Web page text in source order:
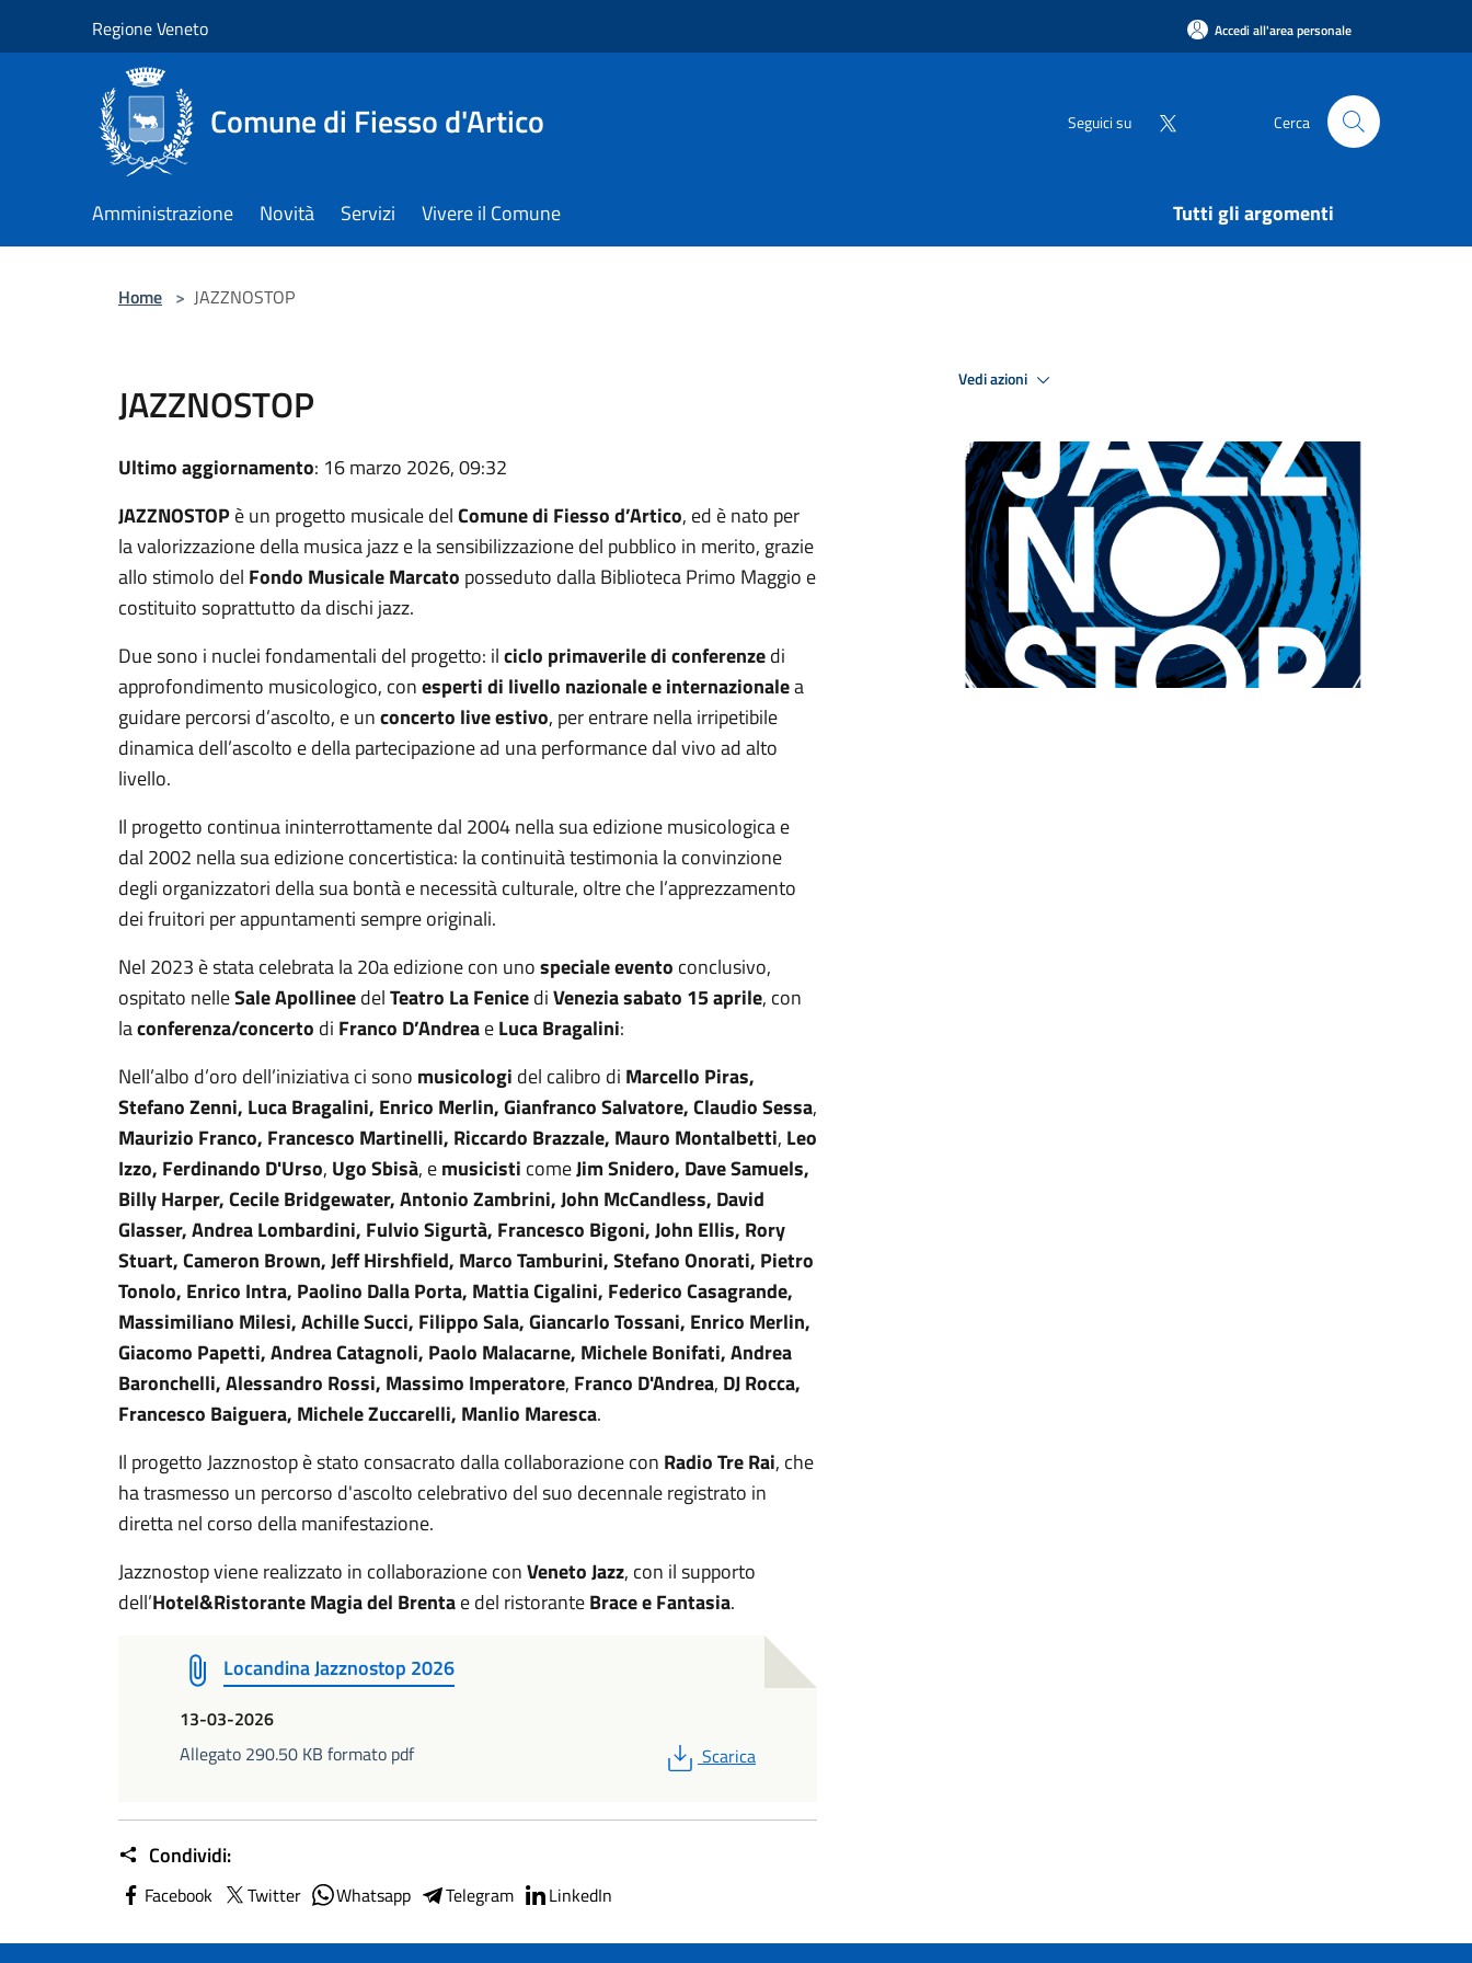
Regione Veneto Accedi all'area personale
Comune di Fiesso d'Artico Seguici su Cerca
Amministrazione Novità Servizi Vivere il Comune Tutti gli argomenti
Home > JAZZNOSTOP
JAZZNOSTOP
Ultimo aggiornamento: 16 marzo 2026, 09:32
JAZZNOSTOPè un progetto musicale delComune di Fiesso d’Artico, ed è nato per
la valorizzazione della musica jazz e la sensibilizzazione del pubblico in merito, grazie
allo stimolo del Fondo Musicale Marcato posseduto dalla Biblioteca Primo Maggio e
costituito soprattutto da dischi jazz.
Due sono i nuclei fondamentali del progetto: ilciclo primaverile di conferenzedi
approfondimento musicologico, conesperti di livello nazionale e internazionalea
guidare percorsi d’ascolto, e unconcerto live estivo, per entrare nella irripetibile
dinamica dell’ascolto e della partecipazione ad una performance dal vivo ad alto
livello.
Il progetto continua ininterrottamente dal 2004 nella sua edizione musicologica e
dal 2002 nella sua edizione concertistica: la continuità testimonia la convinzione
degli organizzatori della sua bontà e necessità culturale, oltre che l’apprezzamento
dei fruitori per appuntamenti sempre originali.
Nel 2023 è stata celebrata la 20a edizione con unospeciale evento conclusivo,
ospitato nelleSale ApollineedelTeatro La FenicediVeneziasabato 15 aprile, con
laconferenza/concerto di Franco D’AndreaeLuca Bragalini:
Nell’albo d’oro dell’iniziativa ci sono musicologi del calibro di Marcello Piras,
Stefano Zenni, Luca Bragalini, Enrico Merlin, Gianfranco Salvatore, Claudio Sessa,
Maurizio Franco, Francesco Martinelli, Riccardo Brazzale, Mauro Montalbetti, Leo
Izzo, Ferdinando D'Urso, Ugo Sbisà, emusicisti comeJim Snidero, Dave Samuels,
Billy Harper, Cecile Bridgewater, Antonio Zambrini, John McCandless, David
Glasser, Andrea Lombardini, Fulvio Sigurtà, Francesco Bigoni, John Ellis, Rory
Stuart, Cameron Brown, Jeff Hirshfield, Marco Tamburini, Stefano Onorati, Pietro
Tonolo, Enrico Intra, Paolino Dalla Porta, Mattia Cigalini, Federico Casagrande,
Massimiliano Milesi, Achille Succi, Filippo Sala, Giancarlo Tossani, Enrico Merlin,
Giacomo Papetti, Andrea Catagnoli, Paolo Malacarne, Michele Bonifati, Andrea
Baronchelli, Alessandro Rossi, Massimo Imperatore, Franco D'Andrea, DJ Rocca,
Francesco Baiguera, Michele Zuccarelli, Manlio Maresca.
Il progetto Jazznostop è stato consacrato dalla collaborazione con Radio Tre Rai, che
ha trasmesso un percorso d'ascolto celebrativo del suo decennale registrato in
diretta nel corso della manifestazione.
Jazznostop viene realizzato in collaborazione conVeneto Jazz, con il supporto
dell’Hotel&Ristorante Magia del Brentae del ristoranteBrace e Fantasia.
Locandina Jazznostop 2026
13-03-2026
Allegato 290.50 KB formato pdf
PDF
Scarica
Condividi:
Facebook Twitter Whatsapp Telegram LinkedIn
Vedi azioni